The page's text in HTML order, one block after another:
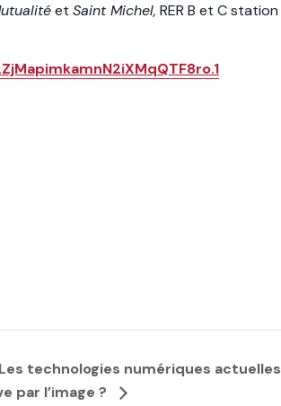
et Saint Michel, RER B et C station
technologies numériques actuelles
par l’image ?